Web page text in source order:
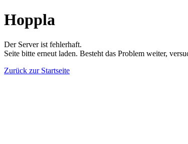
Hoppla
Der Server ist fehlerhaft.
Seite bitte erneut laden. Besteht das Problem weiter,
Zurück zur Startseite